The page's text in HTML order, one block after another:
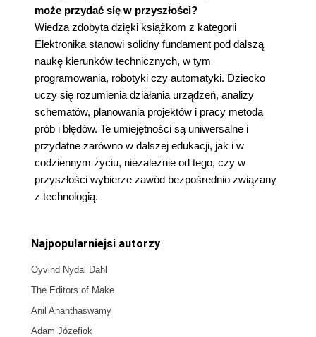
może przydać się w przyszłości?
Wiedza zdobyta dzięki książkom z kategorii
Elektronika stanowi solidny fundament pod dalszą
naukę kierunków technicznych, w tym
programowania, robotyki czy automatyki. Dziecko
uczy się rozumienia działania urządzeń, analizy
schematów, planowania projektów i pracy metodą
prób i błędów. Te umiejętności są uniwersalne i
przydatne zarówno w dalszej edukacji, jak i w
codziennym życiu, niezależnie od tego, czy w
przyszłości wybierze zawód bezpośrednio związany
z technologią.
Najpopularniejsi autorzy
Oyvind Nydal Dahl
The Editors of Make
Anil Ananthaswamy
Adam Józefiok